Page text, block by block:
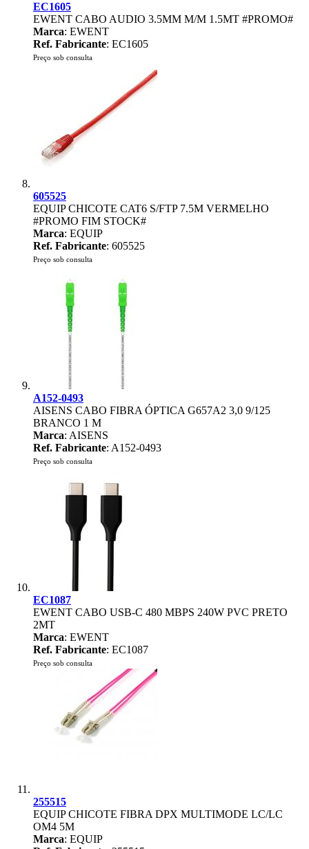
EC1605
EWENT CABO AUDIO 3.5MM M/M 1.5MT #PROMO#
Marca: EWENT
Ref. Fabricante: EC1605
Preço sob consulta
605525
EQUIP CHICOTE CAT6 S/FTP 7.5M VERMELHO
#PROMO FIM STOCK#
Marca: EQUIP
Ref. Fabricante: 605525
Preço sob consulta
A152-0493
AISENS CABO FIBRA ÓPTICA G657A2 3,0 9/125
BRANCO 1 M
Marca: AISENS
Ref. Fabricante: A152-0493
Preço sob consulta
EC1087
EWENT CABO USB-C 480 MBPS 240W PVC PRETO
2MT
Marca: EWENT
Ref. Fabricante: EC1087
Preço sob consulta
255515
EQUIP CHICOTE FIBRA DPX MULTIMODE LC/LC
OM4 5M
Marca: EQUIP